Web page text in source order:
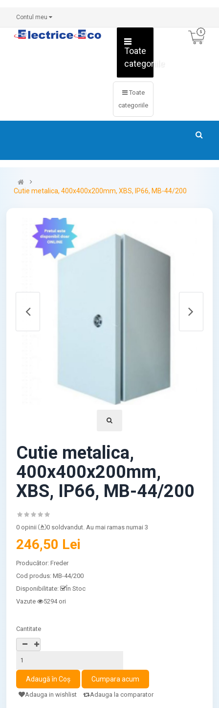
Contul meu
Toate
categoriile
Toate
categoriile
Cutie metalica, 400x400x200mm, XBS, IP66, MB-44/200
Cutie metalica,
400x400x200mm,
XBS, IP66, MB-44/200
0 opinii 0 soldvandut. Au mai ramas numai 3
246,50 Lei
Producător:Freder
Cod produs:MB-44/200
Disponibilitate:
În Stoc
Vazute
5294 ori
Cantitate
Adauga in wishlist Adauga la comparator